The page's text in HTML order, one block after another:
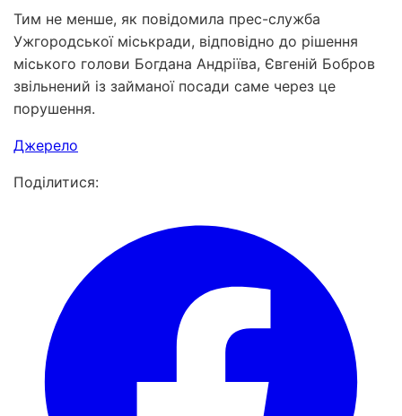
Тим не менше, як повідомила прес-служба
Ужгородської міськради, відповідно до рішення
міського голови Богдана Андріїва, Євгеній Бобров
звільнений із займаної посади саме через це
порушення.
Джерело
Поділитися: